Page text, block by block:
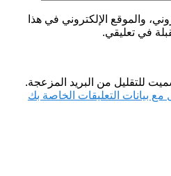
والموقع الإلكتروني في هذا
في تعليقي.
للتقليل من البريد المزعجة.
بيانات التعليقات الخاصة بك